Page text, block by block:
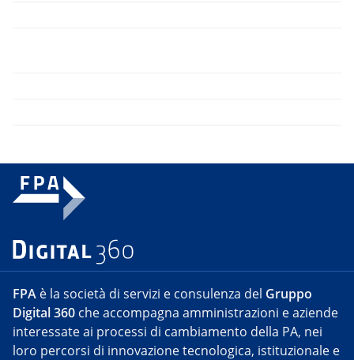
FPA è la società di servizi e consulenza del Gruppo
Digital 360 che accompagna amministrazioni e aziende
interessate ai processi di cambiamento della PA, nei
loro percorsi di innovazione tecnologica, istituzionale e